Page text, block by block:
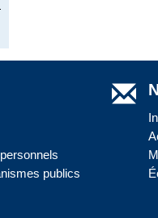
publics